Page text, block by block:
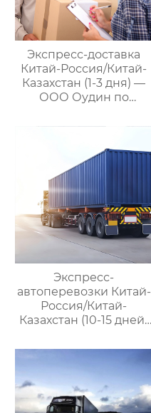
Экспресс-доставка
Китай-Россия/Китай-
Казахстан (1-3 дня) —
ООО Оудин по
международными
Экспресс-
автоперевозки Китай-
Россия/Китай-
Казахстан (10-15 дней)
управлению
международными
цепями поставок